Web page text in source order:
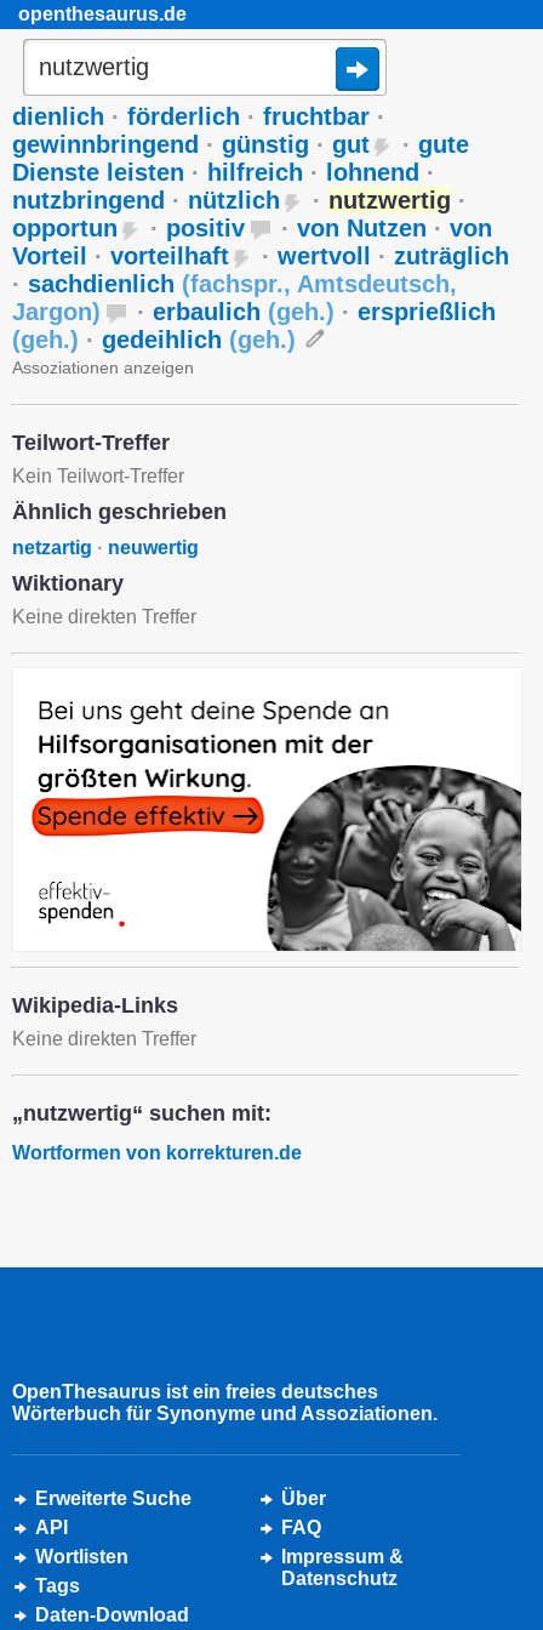
openthesaurus.de
dienlich · förderlich · fruchtbar ·
gewinnbringend · günstig · gut · gute
Dienste leisten · hilfreich · lohnend ·
nutzbringend · nützlich · nutzwertig ·
opportun
· positiv · von Nutzen · von
Vorteil
· vorteilhaft · wertvoll · zuträglich
· sachdienlich (fachspr., Amtsdeutsch,
Jargon) · erbaulich (geh.) · ersprießlich
(geh.) · gedeihlich (geh.)
Assoziationen anzeigen
Teilwort-Treffer
Kein Teilwort-Treffer
Ähnlich geschrieben
netzartig · neuwertig
Wiktionary
Keine direkten Treffer
Wikipedia-Links
Keine direkten Treffer
„nutzwertig“ suchen mit:
Wortformen von korrekturen.de
OpenThesaurus ist ein freies deutsches
Wörterbuch für Synonyme und Assoziationen.
Erweiterte Suche
API
Wortlisten
Tags
Daten-Download
Über
FAQ
Impressum &
Datenschutz